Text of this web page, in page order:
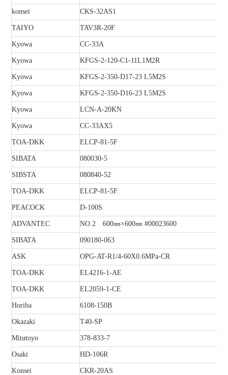
konsei CKS-32AS1
TAIYO TAV3R-20F
Kyowa CC-33A
Kyowa KFGS-2-120-C1-11L1M2R
Kyowa KFGS-2-350-D17-23 L5M2S
Kyowa KFGS-2-350-D16-23 L5M2S
Kyowa LCN-A-20KN
Kyowa CC-33AX5
TOA-DKK ELCP-81-5F
SIBATA 080030-5
SIBSTA 080840-52
TOA-DKK ELCP-81-5F
PEACOCK D-100S
ADVANTEC NO.2 600㎜×600㎜ #00023600
SIBATA 090180-063
ASK OPG-AT-R1/4-60X0.6MPa-CR
TOA-DKK EL4216-1-AE
TOA-DKK EL2059-1-CE
Horiba 6108-150B
Okazaki T40-SP
Mitutoyo 378-833-7
Osaki HD-106R
Konsei CKR-20AS